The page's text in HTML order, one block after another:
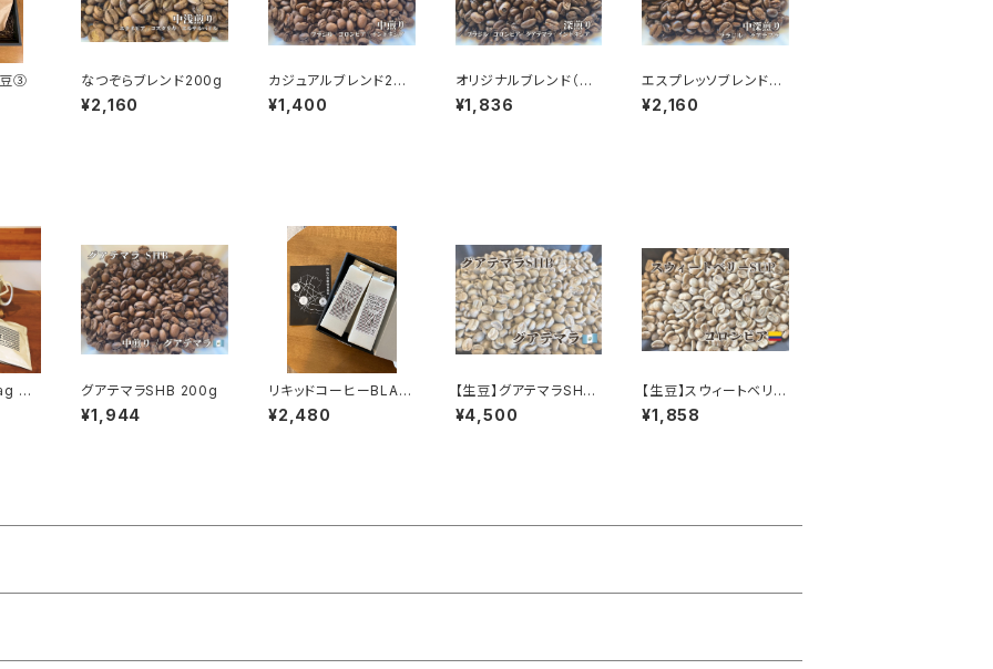
豆③ なつぞらブレンド200g
¥2,160
カジュアルブレンド200
g
¥1,400
オリジナルブレンド（深
煎り）200g
¥1,836
エスプレッソブレンド
（中深煎り）200g
¥2,160
Co
グアテマラSHB 200g
¥1,944
リキッドコーヒーBLAC
K2本セット
¥2,480
【生豆】グアテマラSHB
1kg
¥4,500
【生豆】スウィートベリー
SUP 500g
¥1,858